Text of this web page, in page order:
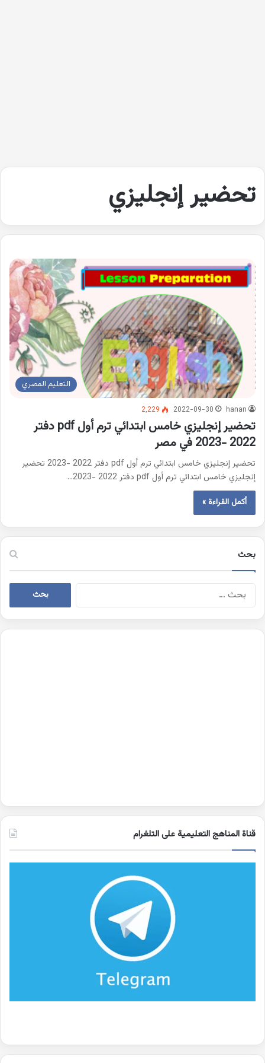
تحضير إنجليزي
التعليم المصري
hanan
2022-09-30 2٬229
تحضير إنجليزي خامس ابتدائي ترم أول pdf دفتر
2022 -2023 في مصر
تحضير إنجليزي خامس ابتدائي ترم أول pdf دفتر 2022 -2023 تحضير
إنجليزي خامس ابتدائي ترم أول pdf دفتر 2022 -2023…
أكمل القراءة »
بحث
البحث
قناة المناهج التعليمية على التلغرام